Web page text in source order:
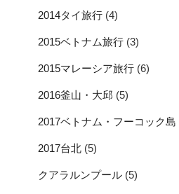
2014タイ旅行 (4)
2015ベトナム旅行 (3)
2015マレーシア旅行 (6)
2016釜山・大邱 (5)
2017ベトナム・フーコック島
2017台北 (5)
クアラルンプール (5)